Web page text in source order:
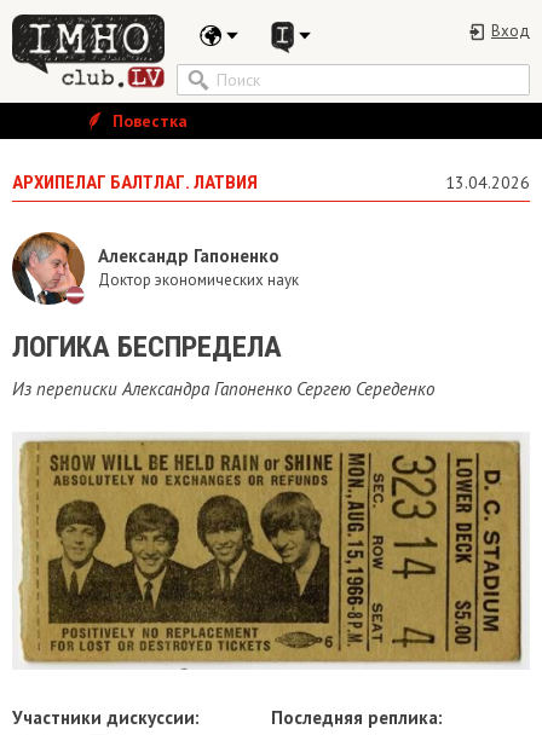
Вход
Повестка
АРХИПЕЛАГ БАЛТЛАГ. ЛАТВИЯ 13.04.2026
Александр Гапоненко
Доктор экономических наук
ЛОГИКА БЕСПРЕДЕЛА
Из переписки Александра Гапоненко Сергею Середенко
Участники дискуссии: Последняя реплика: